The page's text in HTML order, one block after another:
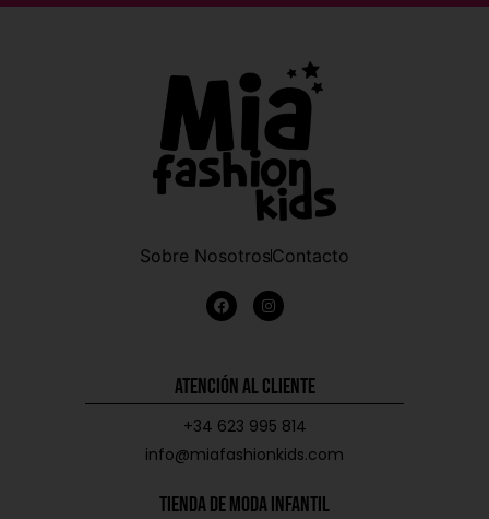
Sobre NosotrosContacto
Atención al Cliente
+34 623 995 814
info@miafashionkids.com
Tienda de Moda Infantil